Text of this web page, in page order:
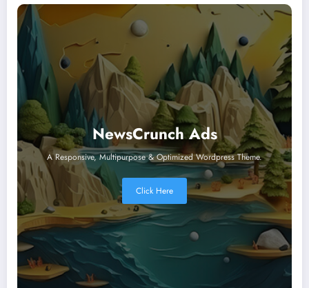
NewsCrunch Ads
A Responsive, Multipurpose & Optimized Wordpress Theme.
Click Here